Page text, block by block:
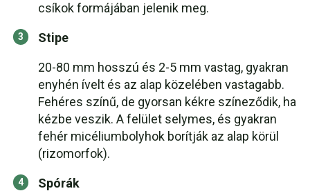
csíkok formájában jelenik meg.
Stipe
20-80 mm hosszú és 2-5 mm vastag, gyakran
enyhén ívelt és az alap közelében vastagabb.
Fehéres színű, de gyorsan kékre színeződik, ha
kézbe veszik. A felület selymes, és gyakran
fehér micéliumbolyhok borítják az alap körül
(rizomorfok).
Spórák